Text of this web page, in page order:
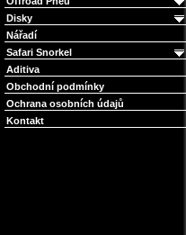
Disky
Nářadí
Safari Snorkel
Aditiva
Obchodní podmínky
Ochrana osobních údajů
Kontakt